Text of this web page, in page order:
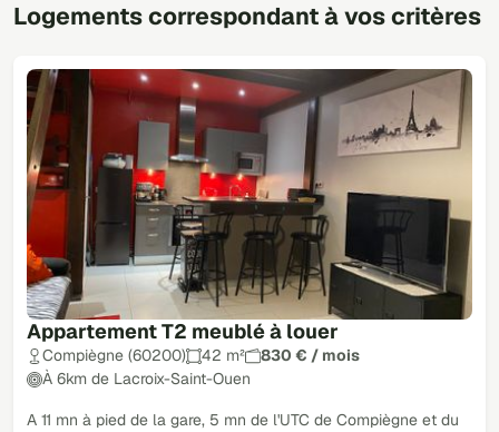
Logements correspondant à vos critères
Appartement T2 meublé à louer
Compiègne (60200) 42 m²
830 € / mois
À 6km de Lacroix-Saint-Ouen
A 11 mn à pied de la gare, 5 mn de l'UTC de Compiègne et du